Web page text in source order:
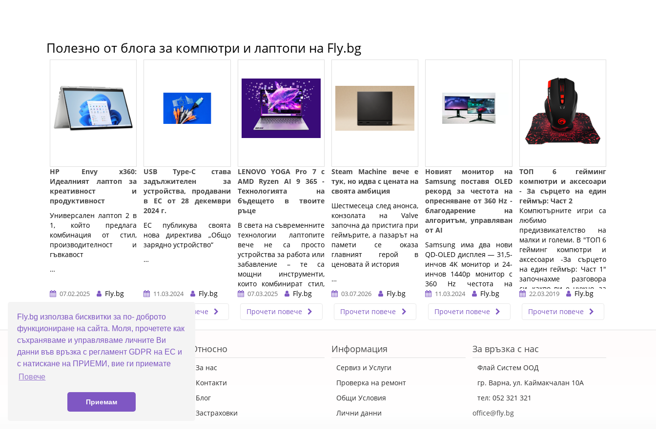
Fly.bg използва бисквитки за по- доброто
функциониране на сайта. Моля, прочетете как
съхраняваме и управляваме личните Ви
данни във връзка с регламент GDPR на ЕС и
с натискане на ПРИЕМИ, вие ги приемате
Повече
Приемам
Полезно от блога за компютри и лаптопи на Fly.bg
HP Envy x360:
Идеалният лаптоп за
креативност и
продуктивност
Универсален лаптоп 2 в
1, който предлага
комбинация от стил,
производителност и
гъвкавост
…
07.02.2025
Fly.bg
Прочети повече
USB Type-C става
задължителен за
устройства, продавани
в ЕС от 28 декември
2024 г.
ЕС публикува своята
нова директива „Общо
зарядно устройство“
…
11.03.2024
Fly.bg
Прочети повече
LENOVO YOGA Pro 7 с
AMD Ryzen AI 9 365 -
Технологията на
бъдещето в твоите
ръце
В света на съвременните
технологии лаптопите
вече не са просто
устройства за работа или
забавление – те са
мощни инструменти,
които комбинират стил,
производителност и
впечатляващите
категория е LENOVO
07.03.2025
Fly.bg
Прочети повече
Steam Machine вече е
тук, но идва с цената на
своята амбиция
Шестмесеца след анонса,
конзолата на Valve
започна да пристига при
геймърите, а пазарът на
памети се оказа
главният герой в
ценовата й история
…
03.07.2026
Fly.bg
Прочети повече
Новият монитор на
Samsung поставя OLED
рекорд за честота на
опресняване от 360 Hz -
благодарение на
алгоритъм, управляван
от AI
Samsung има два нови
QD-OLED дисплея — 31,5-
инчов 4K монитор и 24-
инчов 1440p монитор с
360 Hz честота на
опресняване и 0,03 ms
11.03.2024
Fly.bg
Прочети повече
ТОП 6 гейминг
компютри и аксесоари
- За сърцето на един
геймър: Част 2
Компютърните игри са
любимо
предизвикателство на
малки и големи. В "ТОП 6
гейминг компютри и
аксесоари -За сърцето
на един геймър: Част 1"
започнахме разговора
си, какво ви е нужно, за
да им ...…
22.03.2019
Fly.bg
Прочети повече
ERROR5
Топ категории
ПРОМОЦИИ
Настолни компютри
Смартфони
Относно
За нас
Контакти
Блог
Застраховки
Информация
Сервиз и Услуги
Проверка на ремонт
Общи Условия
Лични данни
За връзка с нас
Флай Систем ООД
гр. Варна, ул. Каймакчалан 10А
тел: 052 321 321
office@fly.bg